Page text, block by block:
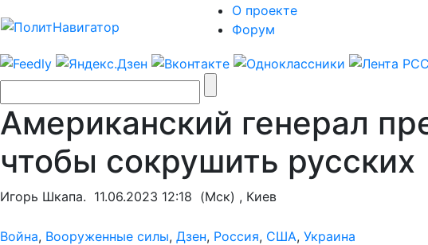
О проекте
Форум
Американский генерал
чтобы сокрушить русских
Игорь Шкапа. 11.06.2023 12:18 (Мск) , Киев
Война, Вооруженные силы, Дзен, Россия, США, Украина